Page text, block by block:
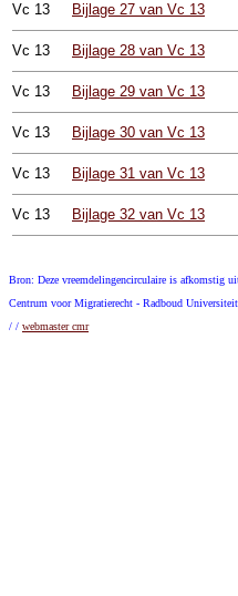
Vc 13 Bijlage 27 van Vc 13
Vc 13 Bijlage 28 van Vc 13
Vc 13 Bijlage 29 van Vc 13
Vc 13 Bijlage 30 van Vc 13
Vc 13 Bijlage 31 van Vc 13
Vc 13 Bijlage 32 van Vc 13
Bron: Deze vreemdelingencirculaire is afkomstig
Centrum voor Migratierecht - Radboud
/ / webmaster cmr